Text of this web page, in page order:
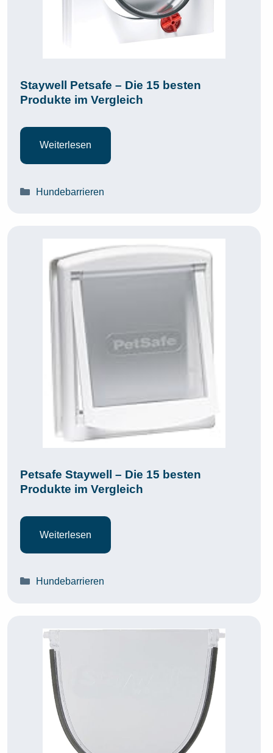
Staywell Petsafe – Die 15 besten
Produkte im Vergleich
Weiterlesen
Kategorien
Hundebarrieren
Petsafe Staywell – Die 15 besten
Produkte im Vergleich
Weiterlesen
Kategorien
Hundebarrieren